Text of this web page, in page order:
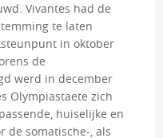
Vivantes had de
te laten
in oktober
de
werd in december
Olympiastaete zich
huiselijke en
de somatische-, als